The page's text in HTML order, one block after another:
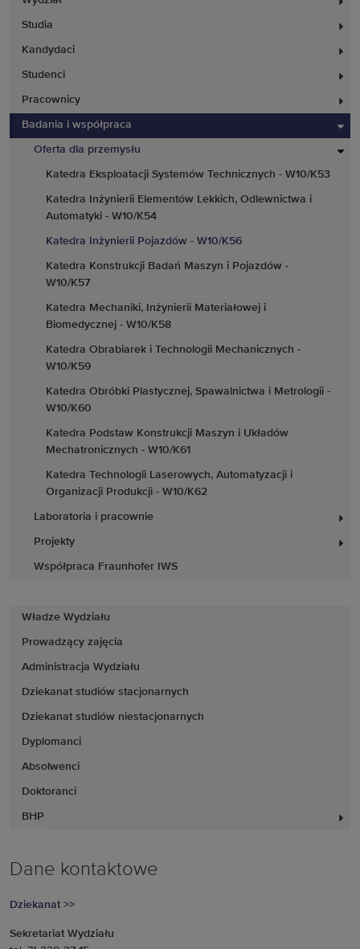
Studia
Kandydaci
Studenci
Pracownicy
Badania i współpraca
Oferta dla przemysłu
Katedra Eksploatacji Systemów Technicznych - W10/K53
Katedra Inżynierii Elementów Lekkich, Odlewnictwa i
Automatyki - W10/K54
Katedra Inżynierii Pojazdów - W10/K56
Katedra Konstrukcji Badań Maszyn i Pojazdów -
W10/K57
Katedra Mechaniki, Inżynierii Materiałowej i
Biomedycznej - W10/K58
Katedra Obrabiarek i Technologii Mechanicznych -
W10/K59
Katedra Obróbki Plastycznej, Spawalnictwa i Metrologii -
W10/K60
Katedra Podstaw Konstrukcji Maszyn i Układów
Mechatronicznych - W10/K61
Katedra Technologii Laserowych, Automatyzacji i
Organizacji Produkcji - W10/K62
Laboratoria i pracownie
Projekty
Współpraca Fraunhofer IWS
Władze Wydziału
Prowadzący zajęcia
Administracja Wydziału
Dziekanat studiów stacjonarnych
Dziekanat studiów niestacjonarnych
Dyplomanci
Absolwenci
Doktoranci
BHP
Dane kontaktowe
Dziekanat >>
Sekretariat Wydziału